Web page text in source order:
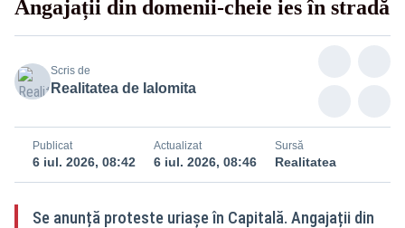
Angajații din domenii-cheie ies în stradă
Scris de
Realitatea de Ialomita
Publicat
6 iul. 2026, 08:42
Actualizat
6 iul. 2026, 08:46
Sursă
Realitatea
Se anunță proteste uriașe în Capitală. Angajații din